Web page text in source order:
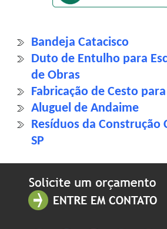
Bandeja Catacisco
Duto de Entulho para
de Obras
Fabricação de Cesto
Aluguel de Andaime
Resíduos da Construção
SP